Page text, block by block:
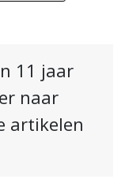
11 jaar
naar
artikelen